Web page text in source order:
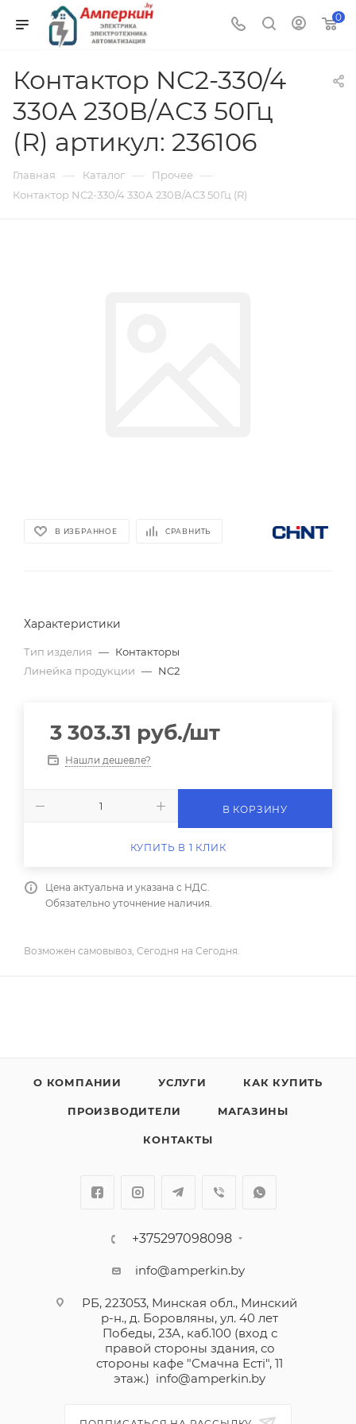
0
Контактор NC2-330/4
330А 230В/АС3 50Гц
(R) артикул: 236106
Главная — Каталог — Прочее —
Контактор NC2-330/4 330А 230В/АС3 50Гц (R)
В ИЗБРАННОЕ СРАВНИТЬ
Характеристики
Тип изделия — Контакторы
Линейка продукции — NC2
3 303.31 руб./шт
Нашли дешевле?
В КОРЗИНУ
КУПИТЬ В 1 КЛИК
Цена актуальна и указана с НДС.
Обязательно уточнение наличия.
Возможен самовывоз, Сегодня на Сегодня.
О КОМПАНИИ УСЛУГИ КАК КУПИТЬ
ПРОИЗВОДИТЕЛИ МАГАЗИНЫ
КОНТАКТЫ
+375297098098
info@amperkin.by
РБ, 223053, Минская обл., Минский
р-н., д. Боровляны, ул. 40 лет
Победы, 23А, каб.100 (вход с
правой стороны здания, со
стороны кафе "Смачна Естi", 11
этаж.) info@amperkin.by